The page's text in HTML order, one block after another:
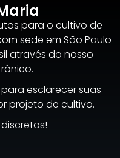
para o cultivo de
sede em São Paulo
através do nosso
esclarecer suas
projeto de cultivo.